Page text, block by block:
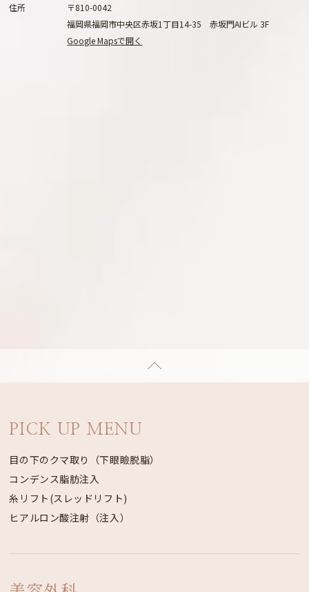
住所
〒810-0042
福岡県福岡市中央区赤坂1丁目14-35 赤坂門AIビル 3F
Google Mapsで開く
PICK UP MENU
目の下のクマ取り（下眼瞼脱脂）
コンデンス脂肪注入
糸リフト(スレッドリフト)
ヒアルロン酸注射（注入）